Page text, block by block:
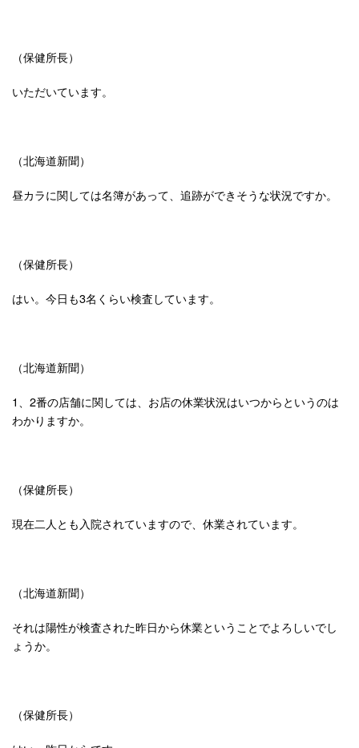
（保健所長）
いただいています。
（北海道新聞）
昼カラに関しては名簿があって、追跡ができそうな状況ですか。
（保健所長）
はい。今日も3名くらい検査しています。
（北海道新聞）
1、2番の店舗に関しては、お店の休業状況はいつからというのは
わかりますか。
（保健所長）
現在二人とも入院されていますので、休業されています。
（北海道新聞）
それは陽性が検査された昨日から休業ということでよろしいでし
ょうか。
（保健所長）